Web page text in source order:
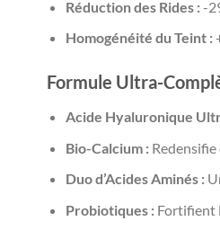
Réduction des Rides :-
Homogénéité du Teint :
Formule Ultra-
Acide Hyaluronique
Bio-Calcium :Redensifie
Duo d’Acides Aminés :
Probiotiques :Fortifient